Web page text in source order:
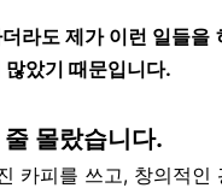
라도 제가 이런 일들을
았기 때문입니다.
몰랐습니다.
카피를 쓰고, 창의적인